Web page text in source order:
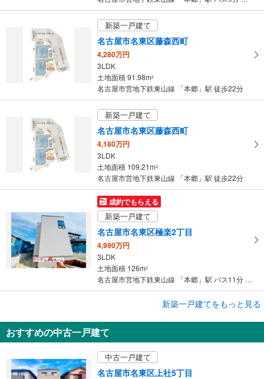
保
新築一戸建て
名古屋市名東区藤森西町
4,280万円
3LDK
土地面積 91.98m2
名古屋市営地下鉄東山線 「本郷」駅 徒歩22分
新築一戸建て
名古屋市名東区藤森西町
4,180万円
3LDK
土地面積 109.21m2
名古屋市営地下鉄東山線 「本郷」駅 徒歩22分
成約でもらえる
新築一戸建て
名古屋市名東区極楽2丁目
4,990万円
3LDK
土地面積 126m2
名古屋市営地下鉄東山線 「本郷」駅 バス11分 高針台中学校 バス停下車 徒歩6分
名古屋市名東区極楽2丁目
4LDK＋S
土地面積 161.51m
新築一戸建てをもっと見る
おすすめの中古一戸建て
中古一戸建て
名古屋市名東区上社5丁目